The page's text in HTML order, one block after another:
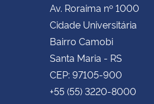
Av. Roraima nº 1000
Cidade Universitária
Bairro Camobi
Santa Maria - RS
CEP: 97105-900
+55 (55) 3220-8000